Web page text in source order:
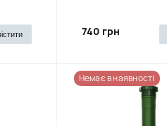
740 грн
Немає в наявності